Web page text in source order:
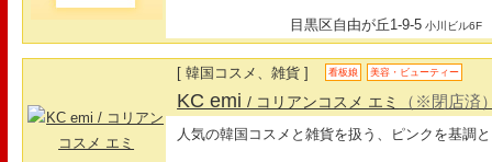
目黒区自由が丘1-9-5 小川ビル6F
[ 韓国コスメ、雑貨 ] 看板娘 美容・ビューティー
KC emi/ コリアンコスメ エミ （※閉店済
人気の韓国コスメと雑貨を扱う、ピンクを基調